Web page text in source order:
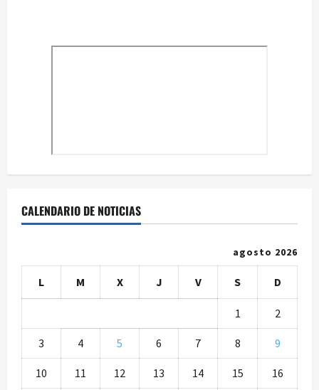
CALENDARIO DE NOTICIAS
agosto 2026
L M X J V S D
1 2
3 4 5 6 7 8 9
10 11 12 13 14 15 16